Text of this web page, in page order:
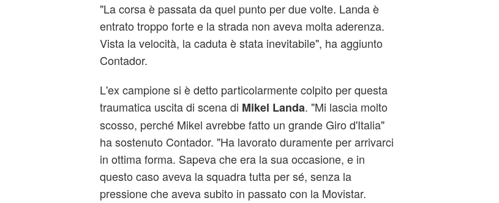
"La corsa è passata da quel punto per due volte. Landa è
entrato troppo forte e la strada non aveva molta aderenza.
Vista la velocità, la caduta è stata inevitabile", ha aggiunto
Contador.
L'ex campione si è detto particolarmente colpito per questa
traumatica uscita di scena di Mikel Landa. "Mi lascia molto
scosso, perché Mikel avrebbe fatto un grande Giro d'Italia"
ha sostenuto Contador. "Ha lavorato duramente per arrivarci
in ottima forma. Sapeva che era la sua occasione, e in
questo caso aveva la squadra tutta per sé, senza la
pressione che aveva subito in passato con la Movistar.